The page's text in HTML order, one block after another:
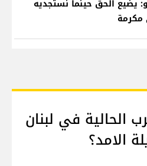
يضيع الحق حينما نستجديه
مكرمة
الحالية في لبنان
الامد؟